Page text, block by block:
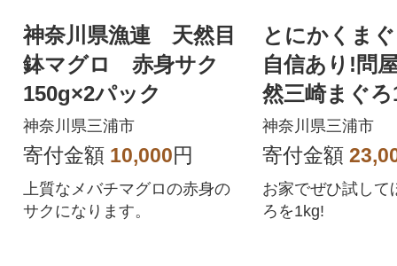
神奈川県漁連 天然目
鉢マグロ 赤身サク
150g×2パック
神奈川県三浦市
寄付金額 10,000円
上質なメバチマグロの赤身の
サクになります。
とにかくま
自信あり!問
然三崎まぐ
ロや赤身 刺
漬け丼にも
神奈川県三浦市
寄付金額
お家でぜひ試して
ろを1kg!